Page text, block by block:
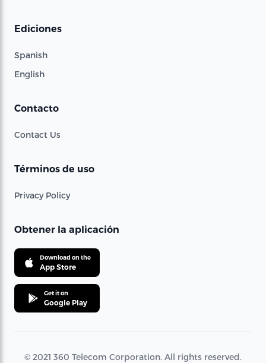
Ediciones
Spanish
English
Contacto
Contact Us
Términos de uso
Privacy Policy
Obtener la aplicación
Download on the
App Store
Get it on
Google Play
© 2021 360 Telecom Corporation. All rights reserved.